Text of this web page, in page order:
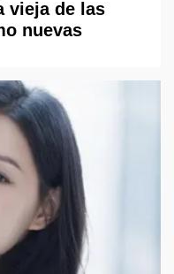
vieja de las
nuevas